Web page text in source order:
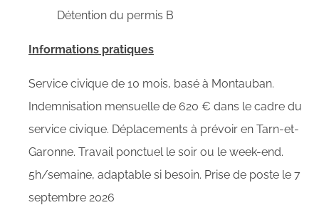
Détention du permis B
Informations pratiques
Service civique de 10 mois, basé à Montauban.
Indemnisation mensuelle de 620 € dans le cadre du
service civique. Déplacements à prévoir en Tarn-et-
Garonne. Travail ponctuel le soir ou le week-end.
5h/semaine, adaptable si besoin. Prise de poste le 7
septembre 2026